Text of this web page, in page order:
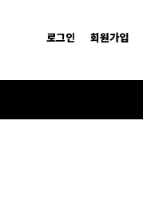
로그인 회원가입